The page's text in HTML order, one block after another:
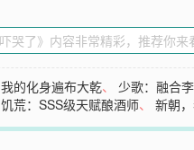
的化身遍布大乾、 少歌：融合
荒：SSS级天赋酿酒师、新朝